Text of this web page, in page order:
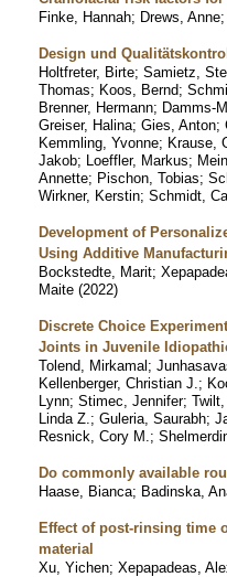
Finke, Hannah; Drews, Anne
Design und
Holtfreter, Birte; Samietz,
Thomas; Koos, Bernd;
Brenner, Hermann; Damms-
Greiser, Halina; Gies, Anton;
Kemmling, Yvonne; Krause,
Jakob; Loeffler, Markus;
Annette; Pischon, Tobias;
Wirkner, Kerstin; Schmidt,
Development of
Using Additive
Bockstedte, Marit;
Maite (2022)
Discrete Choice
Joints in Juvenile
Tolend, Mirkamal;
Kellenberger, Christian J. ;
Lynn; Stimec, Jennifer;
Linda Z. ; Guleria, Saurabh;
Resnick, Cory M. ;
Do commonly available
Haase, Bianca; Badinska,
Effect of post-rinsing time
material
Xu, Yichen; Xepapadeas,